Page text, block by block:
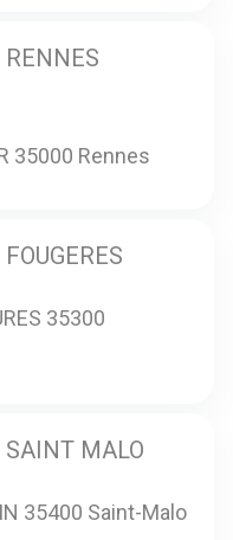
35000 Rennes
35300
MALO
35400 Saint-Malo